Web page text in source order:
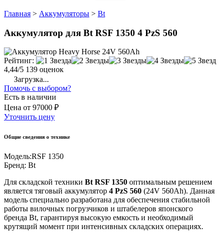
Главная > Аккумуляторы > Bt
Аккумулятор для Bt RSF 1350 4 PzS 560
Рейтинг:
4,44/5 139 оценок
Загрузка...
Помочь с выбором?
Есть в наличии
Цена от 97000 ₽
Уточнить цену
Общие сведения о технике
Модель:RSF 1350
Бренд: Bt
Для складской техники Bt RSF 1350 оптимальным решением
является тяговый аккумулятор 4 PzS 560 (24V 560Ah). Данная
модель специально разработана для обеспечения стабильной
работы вилочных погрузчиков и штабелеров японского
бренда Bt, гарантируя высокую емкость и необходимый
крутящий момент при интенсивных складских операциях.